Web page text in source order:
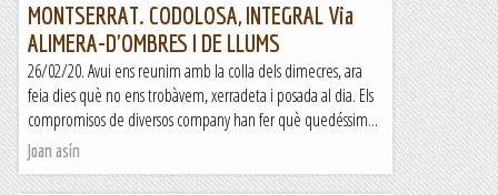
MONTSERRAT. CODOLOSA, INTEGRAL Via
ALIMERA-D'OMBRES I DE LLUMS
26/02/20. Avui ens reunim amb la colla dels dimecres, ara
feia dies què no ens trobàvem, xerradeta i posada al dia. Els
compromisos de diversos company han fer què quedéssim...
Joan asín